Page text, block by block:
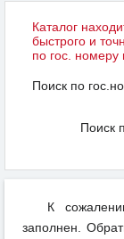
Каталог
быстрого и
по гос. номеру
Поиск по
Поиск
К
заполнен.